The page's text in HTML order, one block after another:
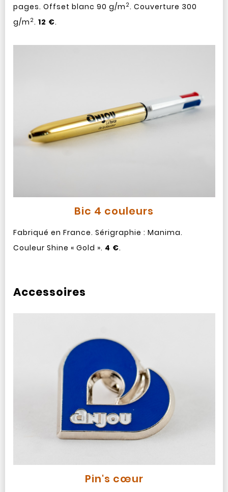
pages. Offset blanc 90 g/m 2. Couverture 300
g/m 2. 12 €.
Bic 4 couleurs
Fabriqué en France. Sérigraphie : Manima.
Couleur Shine « Gold ». 4 €.
Accessoires
Pin's cœur